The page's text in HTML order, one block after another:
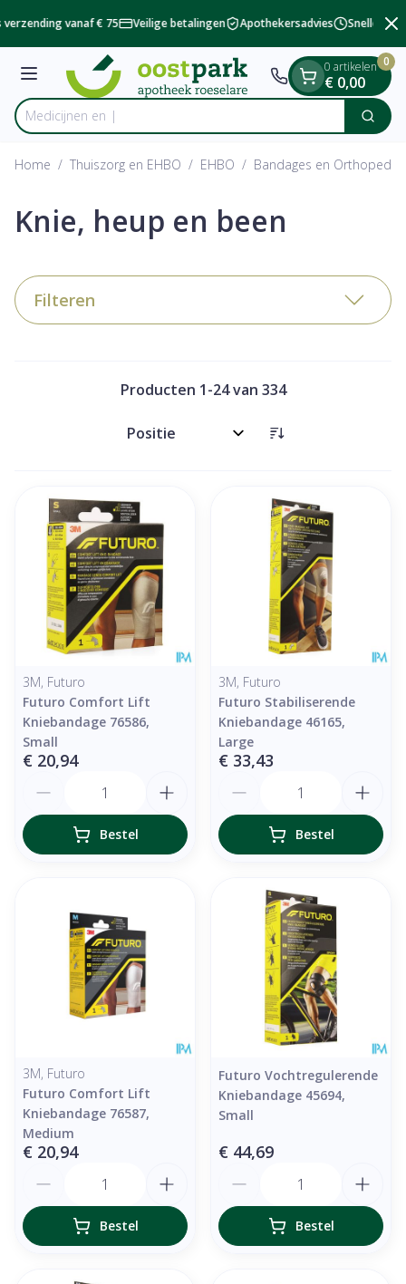
vanaf € 75 Veilige betalingen Apothekersadvies Snelle
Menu
Product, merk, categorie... Zoek
0 artikelen
€ 0,00
0
Home / Thuiszorg en EHBO / EHBO / Bandages en
Knie, heup en been
Filteren
Producten 1-24van 334
Sorteer op:
3M, Futuro
Futuro Comfort Lift
Kniebandage 76586,
Small
€ 20,94
Bestel
3M, Futuro
Futuro Stabiliserende
Kniebandage 46165,
Large
€ 33,43
Bestel
3M, Futuro
Futuro Comfort Lift
Kniebandage 76587,
Medium
€ 20,94
Bestel
Futuro Vochtregulerende
Kniebandage 45694,
Small
€ 44,69
Bestel